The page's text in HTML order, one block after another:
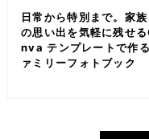
日常から特別まで。家族
の思い出を気軽に残せ
nva テンプレートで作
ァミリーフォトブック